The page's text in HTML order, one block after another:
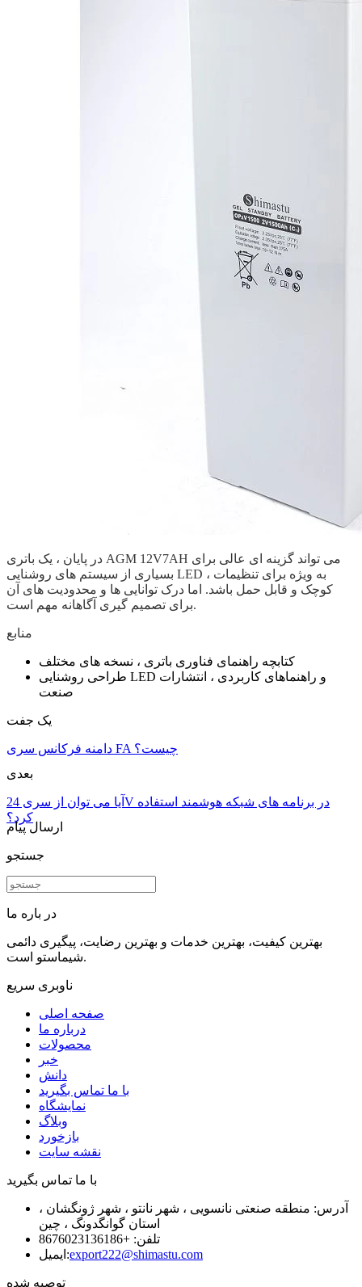
در پایان ، یک باتری AGM 12V7AH می تواند گزینه ای عالی برای
بسیاری از سیستم های روشنایی LED ، به ویژه برای تنظیمات
کوچک و قابل حمل باشد. اما درک توانایی ها و محدودیت های آن
برای تصمیم گیری آگاهانه مهم است.
منابع
کتابچه راهنمای فناوری باتری ، نسخه های مختلف
طراحی روشنایی LED و راهنماهای کاربردی ، انتشارات
صنعت
یک جفت
دامنه فرکانس سری FA چیست؟
بعدی
آیا می توان از سری 24V در برنامه های شبکه هوشمند استفاده
کرد؟
ارسال پیام
جستجو
در باره ما
بهترین کیفیت، بهترین خدمات و بهترین رضایت، پیگیری دائمی
شیماستو است.
ناوبری سریع
صفحه اصلی
درباره ما
محصولات
خبر
دانش
با ما تماس بگیرید
نمایشگاه
وبلاگ
بازخورد
نقشه سایت
با ما تماس بگیرید
آدرس: منطقه صنعتی نانسویی ، شهر نانتو ، شهر ژونگشان ،
استان گوانگدونگ ، چین
تلفن: +8676023136186
ایمیل:export222@shimastu.com
توصیه شده